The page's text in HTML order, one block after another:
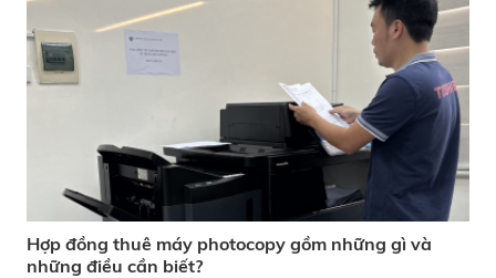
Hợp đồng thuê máy photocopy gồm những gì và
những điều cần biết?